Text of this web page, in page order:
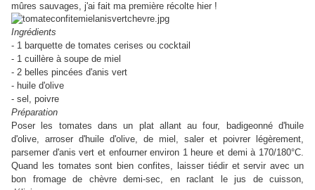
mûres sauvages, j'ai fait ma première récolte hier !
Ingrédients
- 1 barquette de tomates cerises ou cocktail
- 1 cuillère à soupe de miel
- 2 belles pincées d'anis vert
- huile d'olive
- sel, poivre
Préparation
Poser les tomates dans un plat allant au four, badigeonné d'huile
d'olive, arroser d'huile d'olive, de miel, saler et poivrer légèrement,
parsemer d'anis vert et enfourner environ 1 heure et demi à 170/180°C.
Quand les tomates sont bien confites, laisser tiédir et servir avec un
bon fromage de chèvre demi-sec, en raclant le jus de cuisson,